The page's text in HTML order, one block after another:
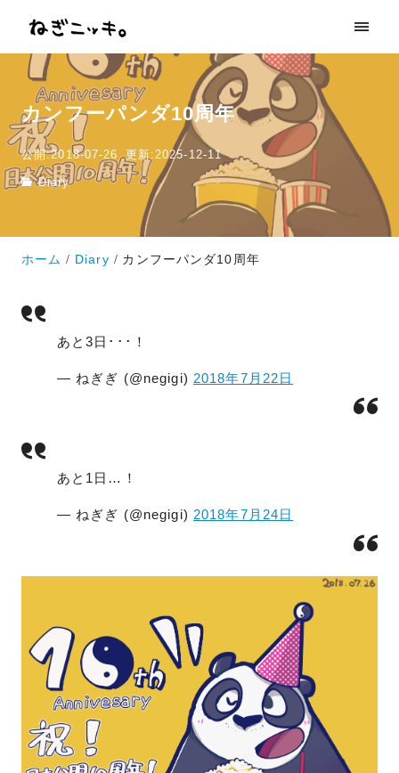
カンフーパンダ10周年
公開:2018-07-26 更新:2025-12-11
Diary
ホーム Diary カンフーパンダ10周年
あと3日･･･！
— ねぎぎ (@negigi) 2018年7月22日
あと1日…！
— ねぎぎ (@negigi) 2018年7月24日